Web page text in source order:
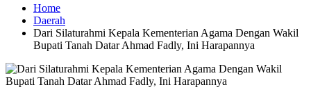
Home
Daerah
Dari Silaturahmi Kepala Kementerian Agama Dengan Wakil
Bupati Tanah Datar Ahmad Fadly, Ini Harapannya